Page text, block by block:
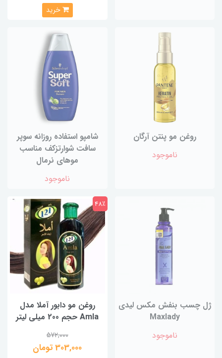
خرید
روغن مو پنتن آرگان
ناموجود
شامپو استفاده روزانه سوپر
سافت شوارتزکف مناسب
موهای نرمال
ناموجود
ژل چسب بنفش مکس لیدی
Maxlady
ناموجود
روغن مو دابور آملا مدل
Amla حجم 200 میلی لیتر
572,000
303,000 تومان
48٪